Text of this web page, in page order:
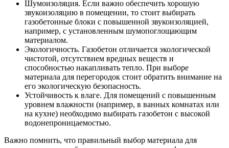
Шумоизоляция. Если важно обеспечить хорошую
звукоизоляцию в помещении, то стоит выбирать
газобетонные блоки с повышенной звукоизоляцией,
например, с установленным шумопоглощающим
материалом.
Экологичность. Газобетон отличается экологической
чистотой, отсутствием вредных веществ и
способностью накапливать тепло. При выборе
материала для перегородок стоит обратить внимание на
его экологическую безопасность.
Устойчивость к влаге. Для помещений с повышенным
уровнем влажности (например, в ванных комнатах или
на кухне) необходимо выбирать газобетон с высокой
водонепроницаемостью.
Важно помнить, что правильный выбор материала для